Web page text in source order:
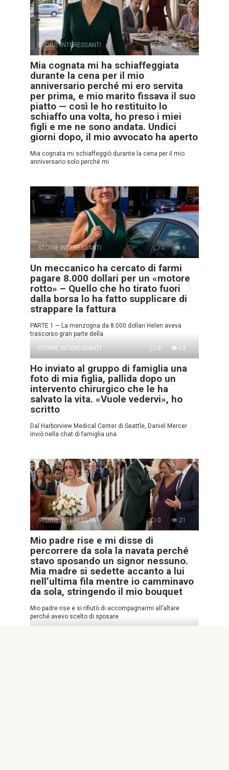
STORIE INTERESSANTI 0 11
Mia cognata mi ha schiaffeggiata
durante la cena per il mio
anniversario perché mi ero servita
per prima, e mio marito fissava il suo
piatto — così le ho restituito lo
schiaffo una volta, ho preso i miei
figli e me ne sono andata. Undici
giorni dopo, il mio avvocato ha aperto
Mia cognata mi schiaffeggiò durante la cena per il mio
anniversario solo perché mi
STORIE INTERESSANTI 0 6
Un meccanico ha cercato di farmi
pagare 8.000 dollari per un «motore
rotto» – Quello che ho tirato fuori
dalla borsa lo ha fatto supplicare di
strappare la fattura
PARTE 1 — La menzogna da 8.000 dollari Helen aveva
trascorso gran parte della
STORIE INTERESSANTI
0 12
Ho inviato al gruppo di famiglia una
foto di mia figlia, pallida dopo un
intervento chirurgico che le ha
salvato la vita. «Vuole vedervi», ho
scritto
Dal Harborview Medical Center di Seattle, Daniel Mercer
inviò nella chat di famiglia una
STORIE INTERESSANTI 0 21
Mio padre rise e mi disse di
percorrere da sola la navata perché
stavo sposando un signor nessuno.
Mia madre si sedette accanto a lui
nell’ultima fila mentre io camminavo
da sola, stringendo il mio bouquet
Mio padre rise e si rifiutò di accompagnarmi all’altare
perché avevo scelto di sposare